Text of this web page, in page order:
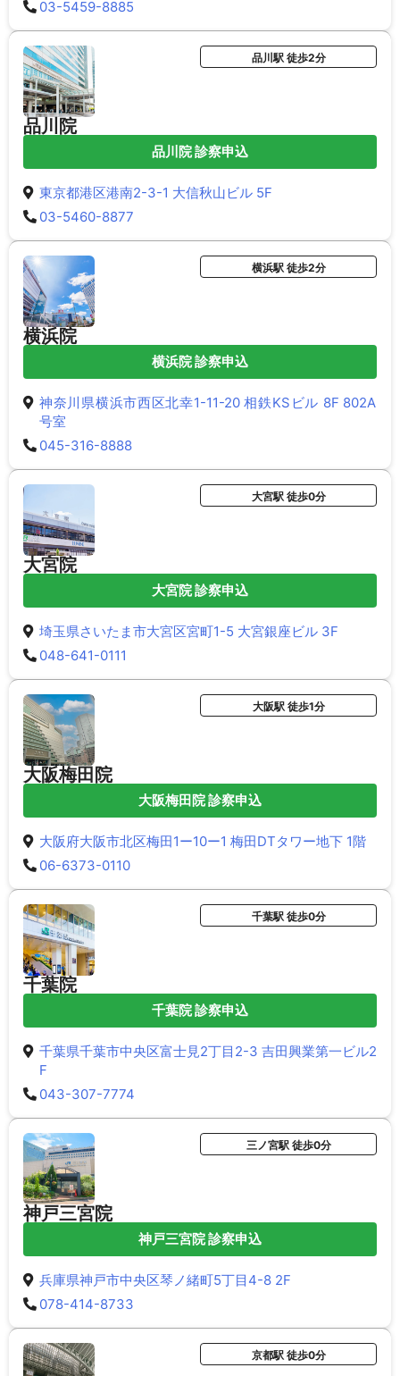
03-5459-8885
品川院
品川駅 徒歩2分
品川院 診察申込
東京都港区港南2-3-1 大信秋山ビル 5F
03-5460-8877
横浜院
横浜駅 徒歩2分
横浜院 診察申込
神奈川県横浜市西区北幸1-11-20 相鉄KSビル 8F 802A
号室
045-316-8888
大宮院
大宮駅 徒歩0分
大宮院 診察申込
埼玉県さいたま市大宮区宮町1-5 大宮銀座ビル 3F
048-641-0111
大阪梅田院
大阪駅 徒歩1分
大阪梅田院 診察申込
大阪府大阪市北区梅田1ー10ー1 梅田DTタワー地下 1階
06-6373-0110
千葉院
千葉駅 徒歩0分
千葉院 診察申込
千葉県千葉市中央区富士見2丁目2-3 吉田興業第一ビル2
F
043-307-7774
神戸三宮院
三ノ宮駅 徒歩0分
神戸三宮院 診察申込
兵庫県神戸市中央区琴ノ緒町5丁目4-8 2F
078-414-8733
京都駅 徒歩0分